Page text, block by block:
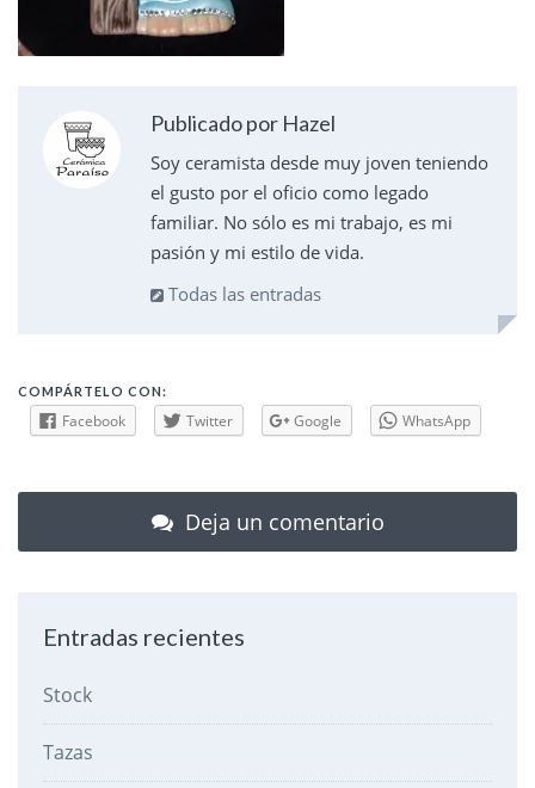
Publicado por Hazel
Soy ceramista desde muy joven teniendo
el gusto por el oficio como legado
familiar. No sólo es mi trabajo, es mi
pasión y mi estilo de vida.
Todas las entradas
COMPÁRTELO CON:
Facebook Twitter Google WhatsApp
Deja un comentario
Entradas recientes
Stock
Tazas